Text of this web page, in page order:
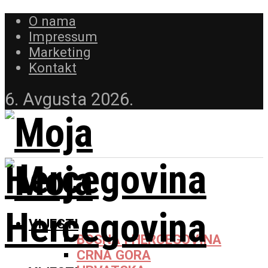
O nama
Impressum
Marketing
Kontakt
6. Avgusta 2026.
VIJESTI
BOSNA I HERCEGOVINA
CRNA GORA